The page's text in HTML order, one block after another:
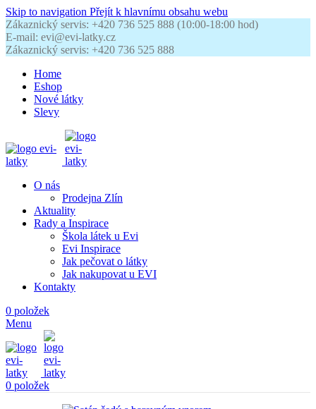
Skip to navigation Přejít k hlavnímu obsahu webu
Zákaznický servis: +420 736 525 888 (10:00-18:00 hod)
E-mail: evi@evi-latky.cz
Zákaznický servis: +420 736 525 888
Home
Eshop
Nové látky
Slevy
O nás
Prodejna Zlín
Aktuality
Rady a Inspirace
Škola látek u Evi
Evi Inspirace
Jak pečovat o látky
Jak nakupovat u EVI
Kontakty
0 položek
Menu
0 položek